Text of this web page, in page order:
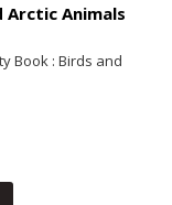
Animals
Book : Birds and